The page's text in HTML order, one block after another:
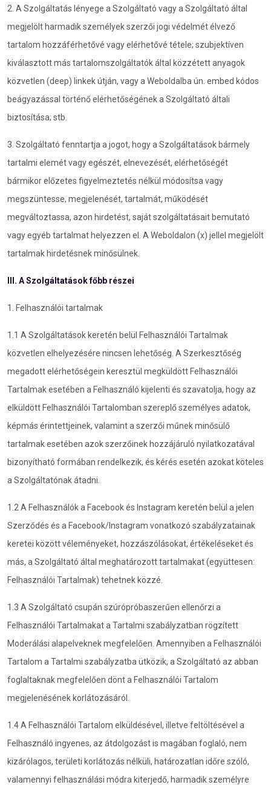
2. A Szolgáltatás lényege a Szolgáltató vagy a Szolgáltató által
megjelölt harmadik személyek szerzői jogi védelmét élvező
tartalom hozzáférhetővé vagy elérhetővé tétele; szubjektíven
kiválasztott más tartalomszolgáltatók által közzétett anyagok
közvetlen (deep) linkek útján, vagy a Weboldalba ún. embed kódos
beágyazással történő elérhetőségének a Szolgáltató általi
biztosítása; stb.
3. Szolgáltató fenntartja a jogot, hogy a Szolgáltatások bármely
tartalmi elemét vagy egészét, elnevezését, elérhetőségét
bármikor előzetes figyelmeztetés nélkül módosítsa vagy
megszüntesse, megjelenését, tartalmát, működését
megváltoztassa, azon hirdetést, saját szolgáltatásait bemutató
vagy egyéb tartalmat helyezzen el. A Weboldalon (x) jellel megjelölt
tartalmak hirdetésnek minősülnek.
III. A Szolgáltatások főbb részei
1. Felhasználói tartalmak
1.1 A Szolgáltatások keretén belül Felhasználói Tartalmak
közvetlen elhelyezésére nincsen lehetőség. A Szerkesztőség
megadott elérhetőségein keresztül megküldött Felhasználói
Tartalmak esetében a Felhasználó kijelenti és szavatolja, hogy az
elküldött Felhasználói Tartalomban szereplő személyes adatok,
képmás érintettjeinek, valamint a szerzői műnek minősülő
tartalmak esetében azok szerzőinek hozzájáruló nyilatkozatával
bizonyítható formában rendelkezik, és kérés esetén azokat köteles
a Szolgáltatónak átadni.
1.2 A Felhasználók a Facebook és Instagram keretén belül a jelen
Szerződés és a Facebook/Instagram vonatkozó szabályzatainak
keretei között véleményeket, hozzászólásokat, értékeléseket és
más, a Szolgáltató által meghatározott tartalmakat (együttesen:
Felhasználói Tartalmak) tehetnek közzé.
1.3 A Szolgáltató csupán szúrópróbaszerűen ellenőrzi a
Felhasználói Tartalmakat a Tartalmi szabályzatban rögzített
Moderálási alapelveknek megfelelően. Amennyiben a Felhasználói
Tartalom a Tartalmi szabályzatba ütközik, a Szolgáltató az abban
foglaltaknak megfelelően dönt a Felhasználói Tartalom
megjelenésének korlátozásáról.
1.4 A Felhasználói Tartalom elküldésével, illetve feltöltésével a
Felhasználó ingyenes, az átdolgozást is magában foglaló, nem
kizárólagos, területi korlátozás nélküli, határozatlan időre szóló,
valamennyi felhasználási módra kiterjedő, harmadik személyre